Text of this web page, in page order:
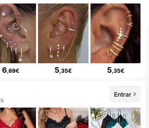
6 ,69€ 5 ,35€ 5 ,35€
Entrar